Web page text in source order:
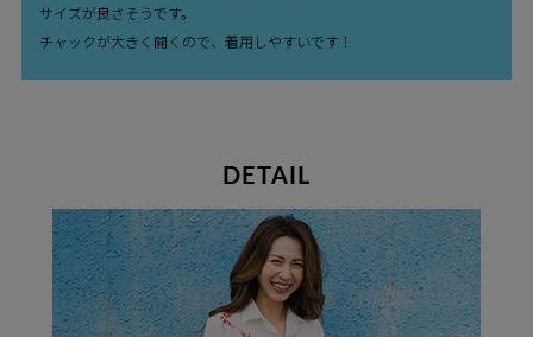
サイズが良さそうです。
チャックが大きく開くので、着用しやすいです！
DETAIL